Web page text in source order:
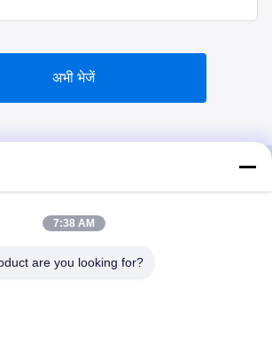
अभी भेजें
LABORATORY
7:38 AM
are you looking for?